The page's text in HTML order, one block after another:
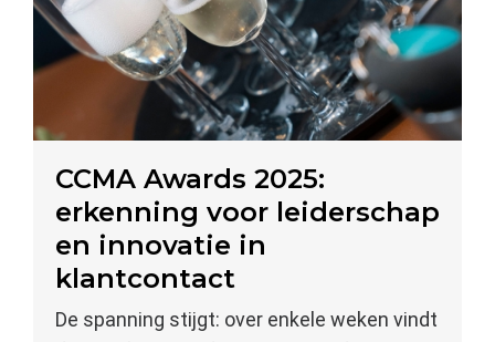
CCMA Awards 2025:
erkenning voor leiderschap
en innovatie in
klantcontact
De spanning stijgt: over enkele weken vindt